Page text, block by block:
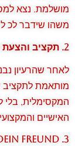
מושלמת. נצא
משהו שידבר לכ
2. תקציב והצעת מחיר:
לאחר שהרעיון
המקסימלית,
האישיים
3. Dein Freund: